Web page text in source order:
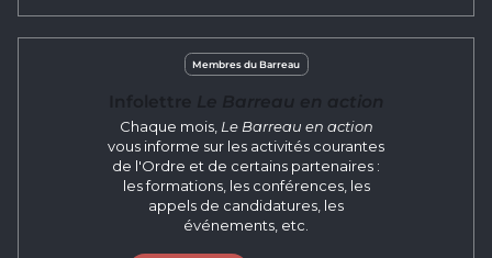
Membres du Barreau
Chaque mois, Le Barreau en action
vous informe sur les activités courantes
de l'Ordre et de certains partenaires :
les formations, les conférences, les
appels de candidatures, les
événements, etc.